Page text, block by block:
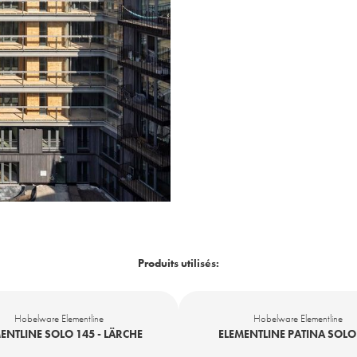
Produits utilisés:
Hobelware Elementline
SOLO 145 - LÄRCHE
Hobelware Elementline
ELEMENTLINE PATINA